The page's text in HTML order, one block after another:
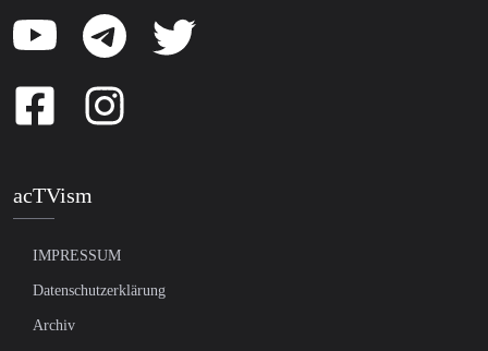
acTVism
IMPRESSUM
Datenschutzerklärung
Archiv